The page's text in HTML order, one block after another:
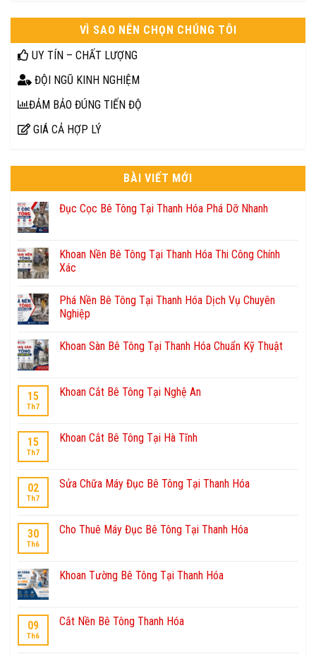
VÌ SAO NÊN CHỌN CHÚNG TÔI
UY TÍN – CHẤT LƯỢNG
ĐỘI NGŨ KINH NGHIỆM
ĐẢM BẢO ĐÚNG TIẾN ĐỘ
GIÁ CẢ HỢP LÝ
BÀI VIẾT MỚI
Đục Cọc Bê Tông Tại Thanh Hóa Phá Dỡ Nhanh
Khoan Nền Bê Tông Tại Thanh Hóa Thi Công Chính
Xác
Phá Nền Bê Tông Tại Thanh Hóa Dịch Vụ Chuyên
Nghiệp
Khoan Sàn Bê Tông Tại Thanh Hóa Chuẩn Kỹ Thuật
15
Th7
Khoan Cắt Bê Tông Tại Nghệ An
15
Th7
Khoan Cắt Bê Tông Tại Hà Tĩnh
02
Th7
Sửa Chữa Máy Đục Bê Tông Tại Thanh Hóa
30
Th6
Cho Thuê Máy Đục Bê Tông Tại Thanh Hóa
Khoan Tường Bê Tông Tại Thanh Hóa
09
Th6
Cắt Nền Bê Tông Thanh Hóa